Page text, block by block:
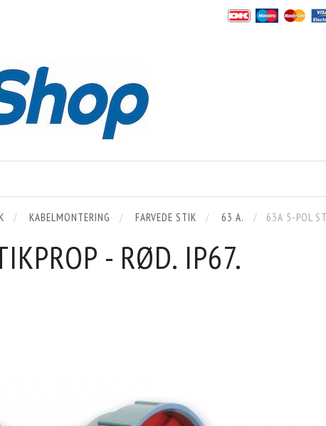
KABELMONTERING FARVEDE STIK 63 A. 63A 5-POL
- RØD. IP67.